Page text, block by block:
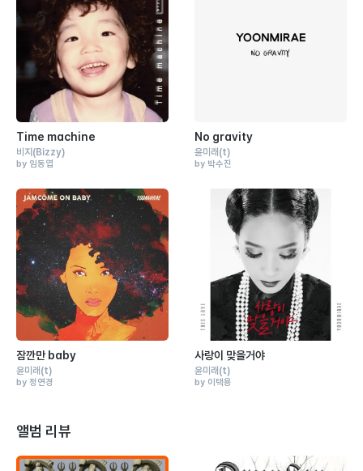
Time machine
비지 (Bizzy)
by 임동엽
No gravity
윤미래 (t)
by 박수진
잠깐만 baby
윤미래 (t)
by 정연경
사랑이 맞을거야
윤미래 (t)
by 이택용
앨범 리뷰